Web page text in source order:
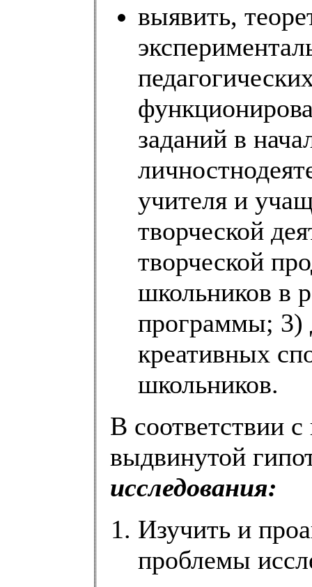
выявить,
заданий в
учителя и
творческой
творческой
школьников в
программы; 3)
креативных
школьников.
В соответствии
выдвинутой
исследования:
Изучить и
проблемы